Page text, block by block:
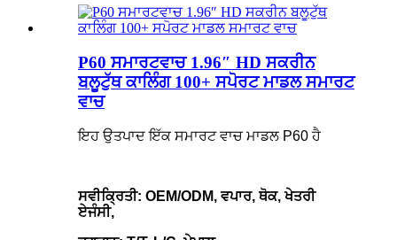
P60 ਸਮਾਰਟਵਾਚ 1.96″ HD ਸਕਰੀਨ
ਬਲੂਟੁੱਥ ਕਾਲਿੰਗ 100+ ਸਪੋਰਟ ਮਾਡਲ ਸਮਾਰਟ
ਵਾਚ
ਇਹ ਉਤਪਾਦ ਇੱਕ ਸਮਾਰਟ ਵਾਚ ਮਾਡਲ P60 ਹੈ
ਸਵੀਕ੍ਰਿਤੀ: OEM/ODM, ਵਪਾਰ, ਥੋਕ, ਖੇਤਰੀ
ਏਜੰਸੀ,